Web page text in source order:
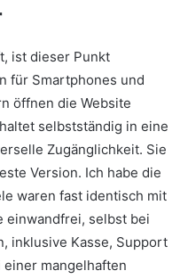
ist dieser Punkt
für Smartphones und
öffnen die Website
selbstständig in eine
Zugänglichkeit. Sie
Version. Ich habe die
waren fast identisch mit
einwandfrei, selbst bei
inklusive Kasse, Support
mangelhaften